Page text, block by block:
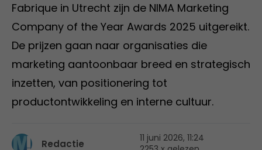
Fabrique in Utrecht zijn de NIMA Marketing
Company of the Year Awards 2025 uitgereikt.
De prijzen gaan naar organisaties die
marketing aantoonbaar breed en strategisch
inzetten, van positionering tot
productontwikkeling en interne cultuur.
Redactie
11 juni 2026, 11:24